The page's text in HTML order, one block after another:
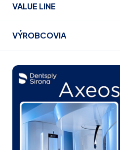
VALUE LINE
VÝROBCOVIA